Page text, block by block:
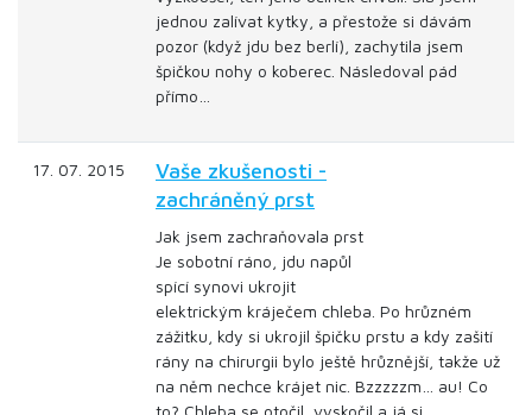
jednou zalívat kytky, a přestože si dávám
pozor (když jdu bez berlí), zachytila jsem
špičkou nohy o koberec. Následoval pád
přímo…
17. 07. 2015
Vaše zkušenosti -
zachráněný prst
Jak jsem zachraňovala prst
Je sobotní ráno, jdu napůl
spící synovi ukrojit
elektrickým kráječem chleba. Po hrůzném
zážitku, kdy si ukrojil špičku prstu a kdy zašití
rány na chirurgii bylo ještě hrůznější, takže už
na něm nechce krájet nic. Bzzzzzm… au! Co
to? Chleba se otočil, vyskočil a já si…